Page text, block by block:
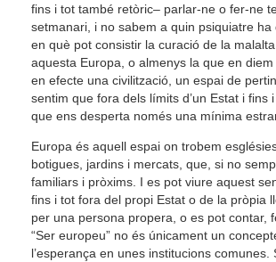
fins i tot també retòric– parlar-ne o fer-ne
setmanari, i no sabem a quin psiquiatre
en què pot consistir la curació de la
aquesta Europa, o almenys la que en
en efecte una civilització, un espai de
sentim que fora dels límits d’un Estat i
que ens desperta només una mínima
Europa és aquell espai on trobem
botigues, jardins i mercats, que, si no
familiars i pròxims. I es pot viure aquest
fins i tot fora del propi Estat o de la pròpia
per una persona propera, o es pot contar,
“Ser europeu” no és únicament un
l’esperança en unes institucions